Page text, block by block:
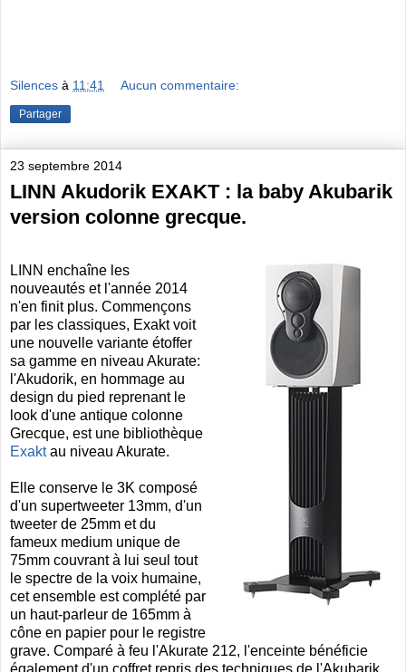
Silences à 11:41 Aucun commentaire:
Partager
23 septembre 2014
LINN Akudorik EXAKT : la baby Akubarik
version colonne grecque.
LINN enchaîne les
nouveautés et l'année 2014
n'en finit plus. Commençons
par les classiques, Exakt voit
une nouvelle variante étoffer
sa gamme en niveau Akurate:
l'Akudorik, en hommage au
design du pied reprenant le
look d'une antique colonne
Grecque, est une bibliothèque
Exaktau niveau Akurate.
Elle conserve le 3K composé
d'un supertweeter 13mm, d'un
tweeter de 25mm et du
fameux medium unique de
75mm couvrant à lui seul tout
le spectre de la voix humaine,
cet ensemble est complété par
un haut-parleur de 165mm à
cône en papier pour le registre
grave. Comparé à feu l'Akurate 212, l'enceinte bénéficie
également d'un coffret repris des techniques de l'Akubarik